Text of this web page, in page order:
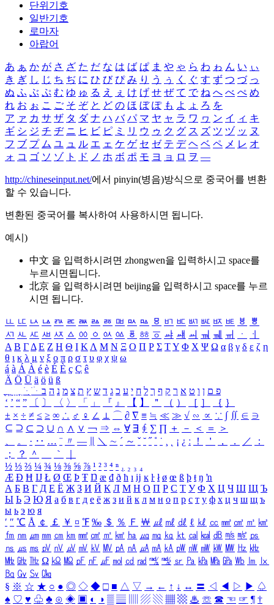
단위기호
일반기호
로마자
아랍어
あ ぁ か が さ ざ た だ な は ば ぱ ま や ゃ ら わ ゎ ん い ぃ
き ぎ し じ ち ぢ に ひ び ぴ み り う ぅ く ぐ す ず つ づ っ
ぬ ふ ぶ ぷ む ゆ ゅ る え ぇ け げ せ ぜ て で ね へ べ ぺ め
れ お ぉ こ ご そ ぞ と ど の ほ ぼ ぽ も よ ょ ろ を
ア ァ カ サ ザ タ ダ ナ ハ バ パ マ ヤ ャ ラ ワ ヮ ン イ ィ キ
ギ シ ジ チ ヂ ニ ヒ ビ ピ ミ リ ウ ゥ ク グ ス ズ ツ ヅ ッ ヌ
フ ブ プ ム ユ ュ ル エ ェ ケ ゲ セ ゼ テ デ ヘ ベ ペ メ レ オ
ォ コ ゴ ソ ゾ ト ド ノ ホ ボ ポ モ ヨ ョ ロ ヲ ―
http://chineseinput.net/에서 pinyin(병음)방식으로 중국어를 변환
할 수 있습니다.
변환된 중국어를 복사하여 사용하시면 됩니다.
예시)
中文 을 입력하시려면 zhongwen을 입력하시고 space를
누르시면됩니다.
北京 을 입력하시려면 beijing을 입력하시고 space를 누르
시면 됩니다.
ㅥ ㅦ ㅧ ㅨ ㅩ ㅪ ㅫ ㅬ ㅭ ㅮ ㅯ ㅰ ㅱ ㅲ ㅳ ㅴ ㅵ ㅶ ㅷ ㅸ
ㅹ
ㅺ ㅻ ㅼ ㅽ ㅾ ㅿ ㆀ ㆁ ㆂ ㆃ ㆄ ㆅ ㆆ ㆇ ㆈ ㆉ ㆊ ㆋ ㆌ ㆍ
ㆎ
Α Β ΓΔ Ε Ζ Η Θ Ι ΚΛ Μ Ν Ξ Ο Π Ρ Σ ΤΥ Φ Χ Ψ Ω α β γ δ ε ζ η
θ ι κ λ μ ν ξ ο π ρ σ τ υ φ χ ψ ω
á à Á À é è É È ç Ç ê
Ä Ö Ü ä ö ü ß
ִֶֹ ֻּ ׁׂ פ ם ן ו ט א ר ק ף ך ל ח י ע כ ג ד ש ץ ת צ מ נ ה ב
‘ ’ “ ” 〔 〕 〈 〉 「 」 『 』 【 】 ＂ （ ） ［ ］ ｛ ｝
± × ÷ ≠ ≤ ≥ ∞ ∴ ♂ ♀ ∠ ⊥ ⌒ ∂ ∇ ≡ ≒ ≪ ≫ √ ∽ ∝ ∵ ∫ ∬ ∈ ∋
⊆ ⊇ ⊂ ⊃ ∪ ∩ ∧ ∨ ￢ ⇒ ⇔ ∀ ∃ ∮ ∑ ∏ ＋ － ＜ ＝
＞
、
。 · ‥ … ¨ 〃 ― ＼ ∼ ´ ～ ˇ ˘ ˝ ˚ ˙ ¸ ¡ ¿ ː ！ ＇ ， ． ／
：
；
？ ＾ ｀
½ ⅓ ⅔ ¼ ¾ ⅛ ⅜ ⅝ ⅞ ¹ ² ³ ⁴ ⁿ ₁ ₂ ₃ ₄
Æ Ð Ħ Ĳ Ł Ø Œ Þ Ŧ Ŋ æ đ ð ħ ı ĳ ĸ ŀ ł ø œ ß þ ŧ ŋ ŉ
А Б В Г Д Е Ё Ж З И Й К Л М Н О П Р С Т У Ф Х Ц Ч Ш Щ Ъ
Ы Ь Э Ю Я а б в г д е ё ж з и й к л м н о п р с т у ф х ц ч ш щ ъ
ы ь э ю я
′ ″ ℃ Å ￠ ￡ ￥ ¤ ℉ ‰ ＄ ％ Ｆ ￦ ㎕ ㎖ ㎗ ℓ ㎘ ㏄ ㎣ ㎤ ㎥ ㎦
㎙ ㎚ ㎛ ㎜ ㎝ ㎞ ㎟ ㎠ ㎡ ㎢ ㏊ ㎍ ㎎ ㎏ ㏏ ㎈ ㎉ ㏈ ㎧ ㎨ ㎰
㎱ ㎲ ㎳ ㎴ ㎵ ㎶ ㎷ ㎸ ㎹ ㎀ ㎁ ㎂ ㎃ ㎄ ㎺ ㎻ ㎽ ㎾ ㎿ ㎐ ㎑
㎒ ㎓ ㎔ Ω ㏀ ㏁ ㎊ ㎋ ㎌ ㏖ ㏅ ㎭ ㎮ ㎯ ㏛ ㎩ ㎪ ㎫ ㎬ ㏝ ㏐
㏓
㏃ ㏉ ㏜ ㏆
§ ※ ☆ ★ ○ ● ◎ ◇ ◆ □ ■ △ ▽ → ← ↑ ↓ ↔ 〓 ◁ ◀ ▷ ▶ ♤
♠ ♡ ♥ ♧ ♣ ⊙ ◈ ▣ ◐ ◑ ▒ ▤ ▨ ▧ ▦ ▩ ♨ ☏ ☎ ☜ ☞ ¶ †